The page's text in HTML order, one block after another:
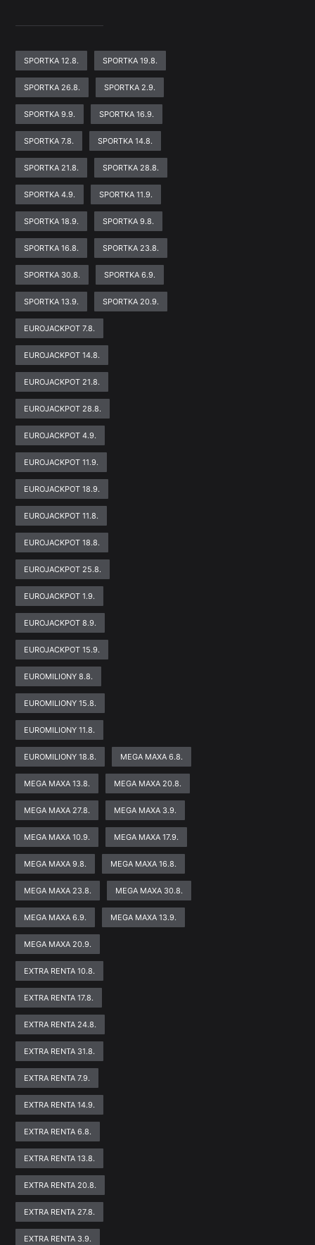
SPORTKA 12.8. SPORTKA 19.8.
SPORTKA 26.8. SPORTKA 2.9.
SPORTKA 9.9. SPORTKA 16.9.
SPORTKA 7.8. SPORTKA 14.8.
SPORTKA 21.8. SPORTKA 28.8.
SPORTKA 4.9. SPORTKA 11.9.
SPORTKA 18.9. SPORTKA 9.8.
SPORTKA 16.8. SPORTKA 23.8.
SPORTKA 30.8. SPORTKA 6.9.
SPORTKA 13.9. SPORTKA 20.9.
EUROJACKPOT 7.8.
EUROJACKPOT 14.8.
EUROJACKPOT 21.8.
EUROJACKPOT 28.8.
EUROJACKPOT 4.9.
EUROJACKPOT 11.9.
EUROJACKPOT 18.9.
EUROJACKPOT 11.8.
EUROJACKPOT 18.8.
EUROJACKPOT 25.8.
EUROJACKPOT 1.9.
EUROJACKPOT 8.9.
EUROJACKPOT 15.9.
EUROMILIONY 8.8.
EUROMILIONY 15.8.
EUROMILIONY 11.8.
EUROMILIONY 18.8. MEGA MAXA 6.8.
MEGA MAXA 13.8. MEGA MAXA 20.8.
MEGA MAXA 27.8. MEGA MAXA 3.9.
MEGA MAXA 10.9. MEGA MAXA 17.9.
MEGA MAXA 9.8. MEGA MAXA 16.8.
MEGA MAXA 23.8. MEGA MAXA 30.8.
MEGA MAXA 6.9. MEGA MAXA 13.9.
MEGA MAXA 20.9.
EXTRA RENTA 10.8.
EXTRA RENTA 17.8.
EXTRA RENTA 24.8.
EXTRA RENTA 31.8.
EXTRA RENTA 7.9.
EXTRA RENTA 14.9.
EXTRA RENTA 6.8.
EXTRA RENTA 13.8.
EXTRA RENTA 20.8.
EXTRA RENTA 27.8.
EXTRA RENTA 3.9.